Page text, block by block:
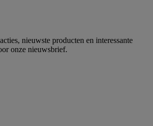
nieuwste producten en interessante
onze nieuwsbrief.